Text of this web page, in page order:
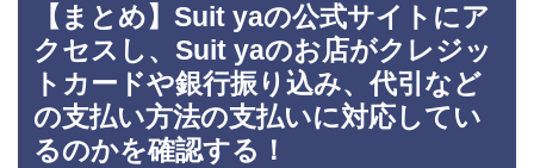
【まとめ】Suit yaの公式サイトにア
クセスし、Suit yaのお店がクレジッ
トカードや銀行振り込み、代引など
の支払い方法の支払いに対応してい
るのかを確認する！